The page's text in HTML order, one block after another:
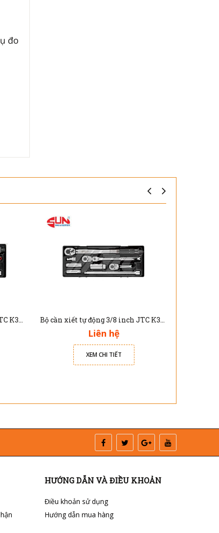
đo
Bộ cần xiết tự động 3/8 inch JTC K3084 Bộ cần xiết tự động 3/8 inch JTC K3083
Liên hệ
XEM CHI TIẾT
HƯỚNG DẪN VÀ ĐIỀU KHOẢN
Điều khoản sử dụng
Hướng dẫn mua hàng